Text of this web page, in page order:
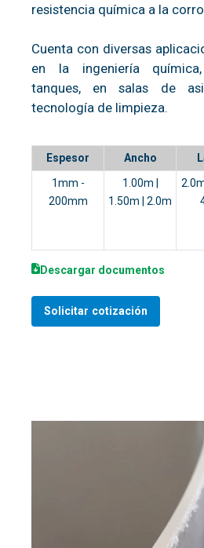
resistencia química a la
Cuenta con diversas
en la ingeniería
tanques, en salas de
tecnología de limpieza.
Espesor Ancho
1mm -
200mm
1.00m |
1.50m | 2.0m
Descargar documentos
Solicitar cotización